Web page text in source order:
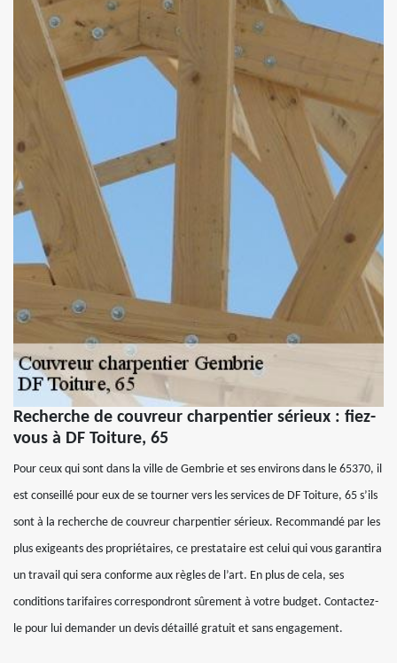
Recherche de couvreur charpentier sérieux : fiez-
vous à DF Toiture, 65
Pour ceux qui sont dans la ville de Gembrie et ses environs dans le 65370, il
est conseillé pour eux de se tourner vers les services de DF Toiture, 65 s’ils
sont à la recherche de couvreur charpentier sérieux. Recommandé par les
plus exigeants des propriétaires, ce prestataire est celui qui vous garantira
un travail qui sera conforme aux règles de l’art. En plus de cela, ses
conditions tarifaires correspondront sûrement à votre budget. Contactez-
le pour lui demander un devis détaillé gratuit et sans engagement.